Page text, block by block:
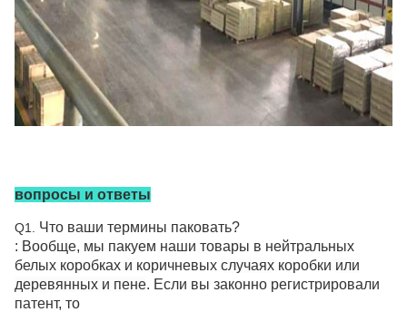
вопросы и ответы
Q1. Что ваши термины паковать?
: Вообще, мы пакуем наши товары в нейтральных
белых коробках и коричневых случаях коробки или
деревянных и пене. Если вы законно регистрировали
патент, то